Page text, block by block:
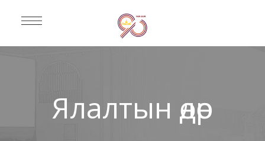
Ялалтын өдөр